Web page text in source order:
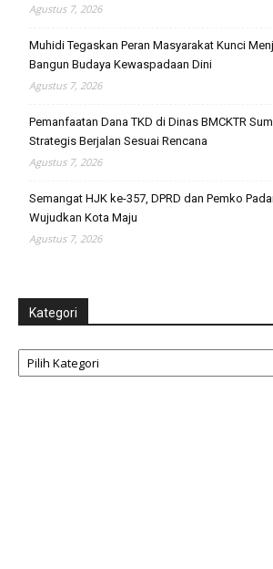
Agustus 7, 2026
Muhidi Tegaskan Peran Masyarakat Kunci
Bangun Budaya Kewaspadaan Dini
Agustus 7, 2026
Pemanfaatan Dana TKD di Dinas BMCKTR
Strategis Berjalan Sesuai Rencana
Agustus 7, 2026
Semangat HJK ke-357, DPRD dan Pemko
Wujudkan Kota Maju
Agustus 7, 2026
Kategori
Kategori